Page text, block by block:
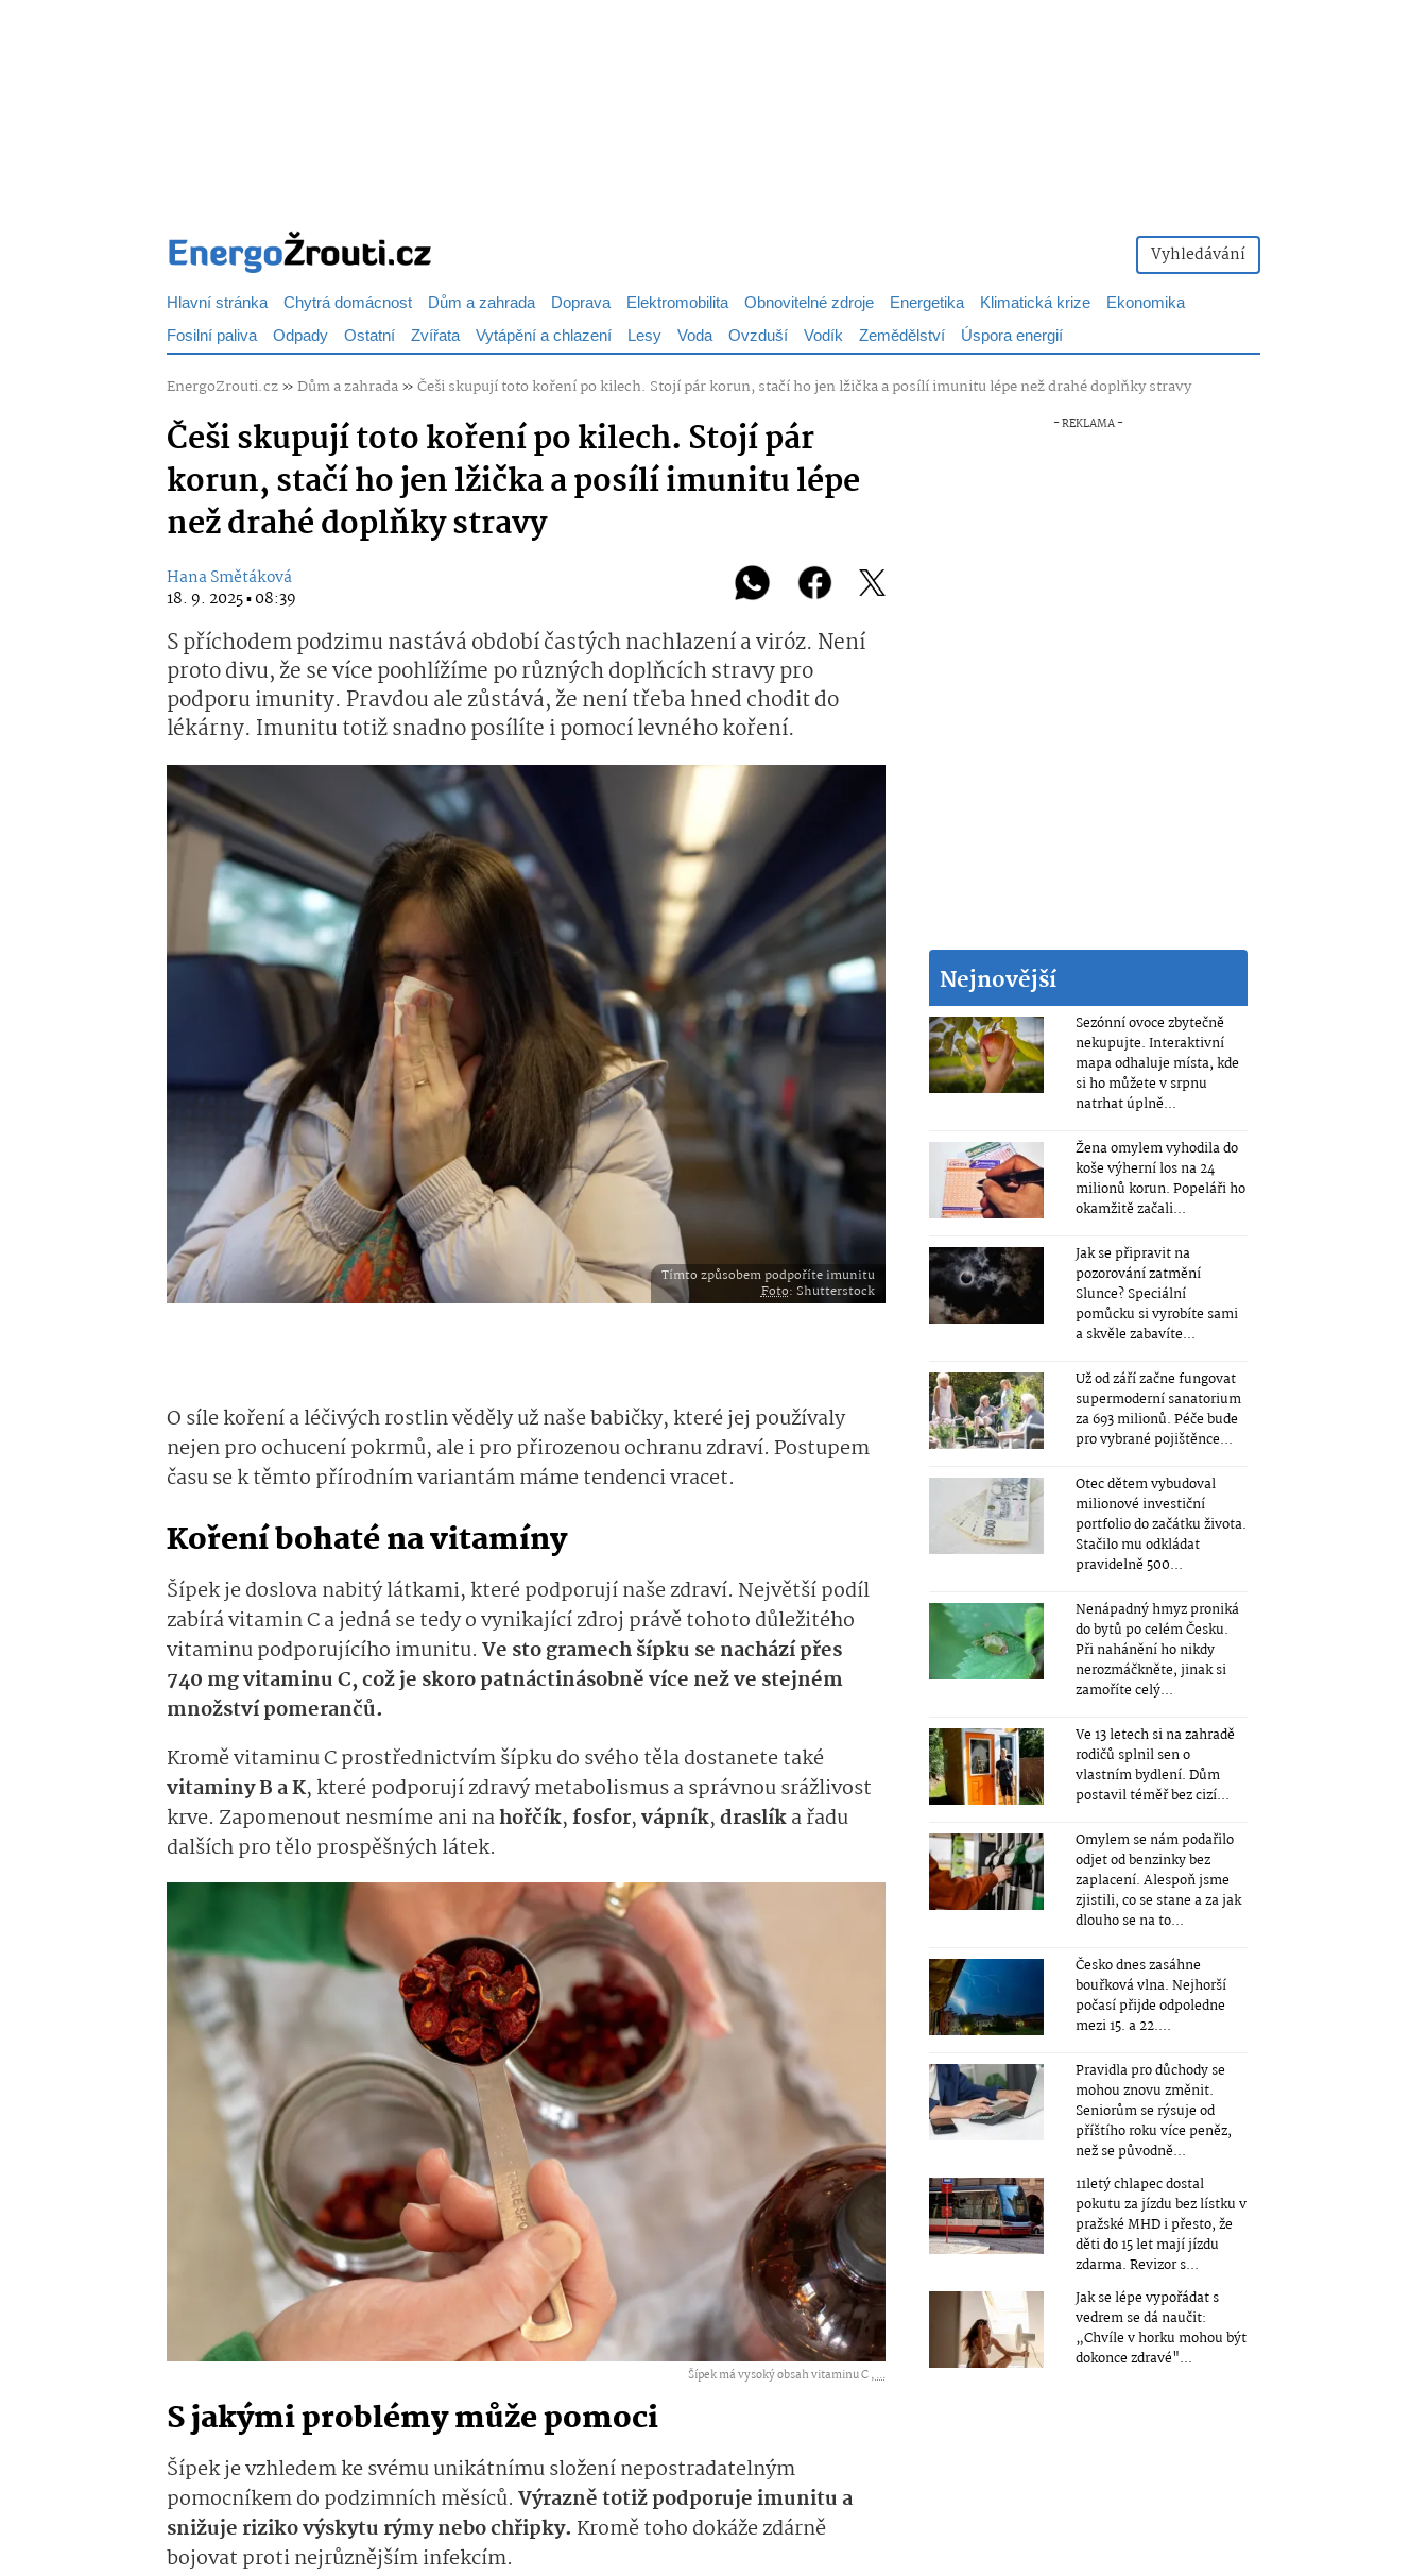
Vyhledávání
Hlavní stránka Chytrá domácnost Dům a zahrada Doprava Elektromobilita Obnovitelné zdroje Energetika Klimatická krize
Ekonomika
Fosilní paliva Odpady Ostatní Zvířata Vytápění a chlazení Lesy Voda Ovzduší Vodík Zemědělství Úspora energií
EnergoZrouti.cz»Dům a zahrada»Češi skupují toto koření po kilech. Stojí pár korun, stačí ho jen lžička a posílí imunitu lépe než drahé doplňky stravy
Češi skupují toto koření po kilech. Stojí pár
korun, stačí ho jen lžička a posílí imunitu lépe
než drahé doplňky stravy
Hana Smětáková
18. 9. 2025 ▪ 08:39
S příchodem podzimu nastává období častých nachlazení a viróz. Není
proto divu, že se více poohlížíme po různých doplňcích stravy pro
podporu imunity. Pravdou ale zůstává, že není třeba hned chodit do
lékárny. Imunitu totiž snadno posílíte i pomocí levného koření.
Tímto způsobem podpoříte imunitu
Foto: Shutterstock
O síle koření a léčivých rostlin věděly už naše babičky, které jej používaly
nejen pro ochucení pokrmů, ale i pro přirozenou ochranu zdraví. Postupem
času se k těmto přírodním variantám máme tendenci vracet.
Koření bohaté na vitamíny
Šípek je doslova nabitý látkami, které podporují naše zdraví. Největší podíl
zabírá vitamin C a jedná se tedy o vynikající zdroj právě tohoto důležitého
vitaminu podporujícího imunitu. Ve sto gramech šípku se nachází přes
740 mg vitaminu C, což je skoro patnáctinásobně více než ve stejném
množství pomerančů.
Kromě vitaminu C prostřednictvím šípku do svého těla dostanete také
vitaminy B a K, které podporují zdravý metabolismus a správnou srážlivost
krve. Zapomenout nesmíme ani nahořčík,fosfor,vápník,draslíka řadu
dalších pro tělo prospěšných látek.
Šípek má vysoký obsah vitaminu C ,...
S jakými problémy může pomoci
Šípek je vzhledem ke svému unikátnímu složení nepostradatelným
pomocníkem do podzimních měsíců. Výrazně totiž podporuje imunitu a
snižuje riziko výskytu rýmy nebo chřipky. Kromě toho dokáže zdárně
bojovat proti nejrůznějším infekcím.
Nejnovější
Sezónní ovoce zbytečně
nekupujte. Interaktivní
mapa odhaluje místa, kde
si ho můžete v srpnu
natrhat úplně...
Žena omylem vyhodila do
koše výherní los na 24
milionů korun. Popeláři ho
okamžitě začali...
Jak se připravit na
pozorování zatmění
Slunce? Speciální
pomůcku si vyrobíte sami
a skvěle zabavíte...
Už od září začne fungovat
supermoderní sanatorium
za 693 milionů. Péče bude
pro vybrané pojištěnce...
Otec dětem vybudoval
milionové investiční
portfolio do začátku života.
Stačilo mu odkládat
pravidelně 500...
Nenápadný hmyz proniká
do bytů po celém Česku.
Při nahánění ho nikdy
nerozmáčkněte, jinak si
zamoříte celý...
Ve 13 letech si na zahradě
rodičů splnil sen o
vlastním bydlení. Dům
postavil téměř bez cizí...
Omylem se nám podařilo
odjet od benzinky bez
zaplacení. Alespoň jsme
zjistili, co se stane a za jak
dlouho se na to...
Česko dnes zasáhne
bouřková vlna. Nejhorší
počasí přijde odpoledne
mezi 15. a 22....
Pravidla pro důchody se
mohou znovu změnit.
Seniorům se rýsuje od
příštího roku více peněz,
než se původně...
11letý chlapec dostal
pokutu za jízdu bez lístku v
pražské MHD i přesto, že
děti do 15 let mají jízdu
zdarma. Revizor s...
Jak se lépe vypořádat s
vedrem se dá naučit:
„Chvíle v horku mohou být
dokonce zdravé"...